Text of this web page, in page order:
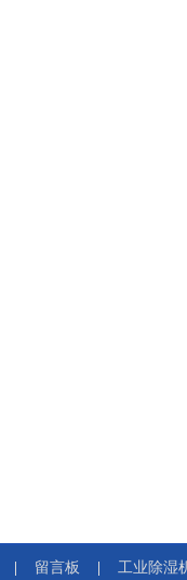
留言板 工业除湿